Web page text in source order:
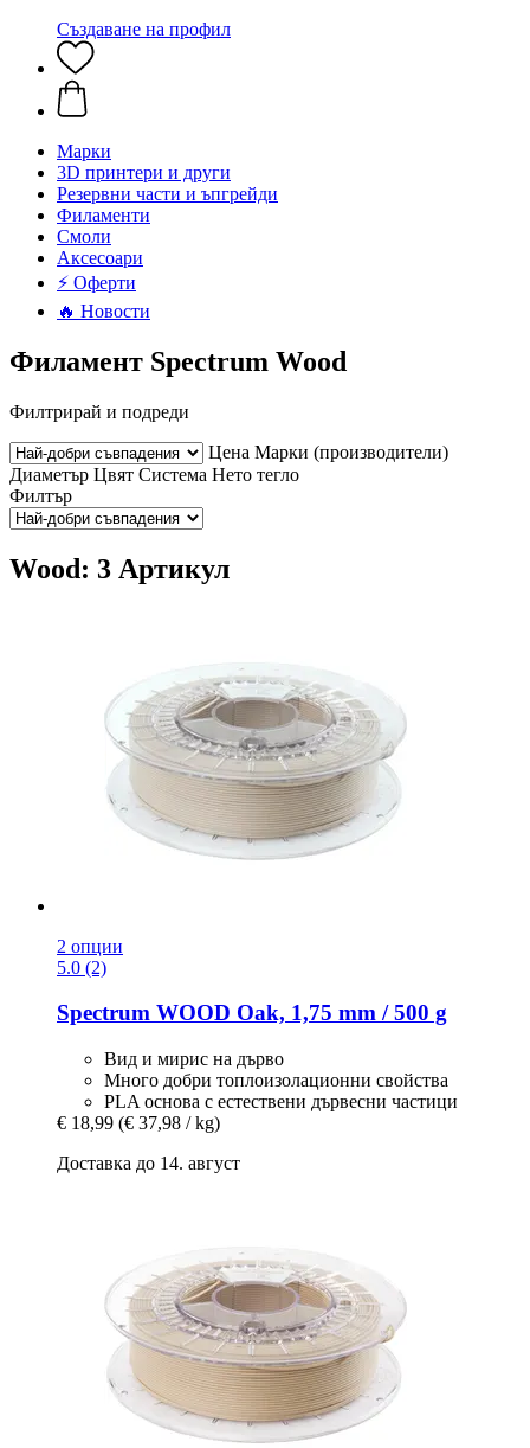
Създаване на профил
Mарки
3D принтери и други
Резервни части и ъпгрейди
Филаменти
Смоли
Аксесоари
⚡ Оферти
🔥 Новости
Филамент Spectrum Wood
Филтрирай и подреди
Цена Марки (производители)
Диаметър Цвят Система Нето тегло
Филтър
Wood: 3 Артикул
2 опции
5.0 (2)
Spectrum WOOD Oak, 1,75 mm / 500 g
Вид и мирис на дърво
Много добри топлоизолационни свойства
PLA основа с естествени дървесни частици
€ 18,99 (€ 37,98 / kg)
Доставка до 14. август